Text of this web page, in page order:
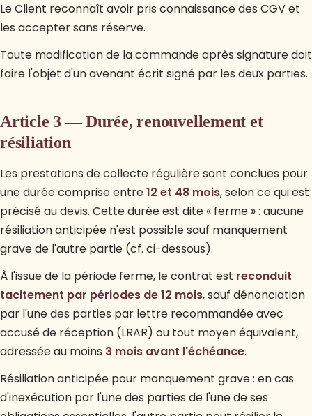
Le Client reconnaît avoir pris connaissance des CGV et
les accepter sans réserve.
Toute modification de la commande après signature doit
faire l'objet d'un avenant écrit signé par les deux parties.
Article 3 — Durée, renouvellement et
résiliation
Les prestations de collecte régulière sont conclues pour
une durée comprise entre12 et 48 mois, selon ce qui est
précisé au devis. Cette durée est dite « ferme » : aucune
résiliation anticipée n'est possible sauf manquement
grave de l'autre partie (cf. ci-dessous).
À l'issue de la période ferme, le contrat est reconduit
tacitement par périodes de 12 mois, sauf dénonciation
par l'une des parties par lettre recommandée avec
accusé de réception (LRAR) ou tout moyen équivalent,
adressée au moins 3 mois avant l'échéance.
Résiliation anticipée pour manquement grave : en cas
d'inexécution par l'une des parties de l'une de ses